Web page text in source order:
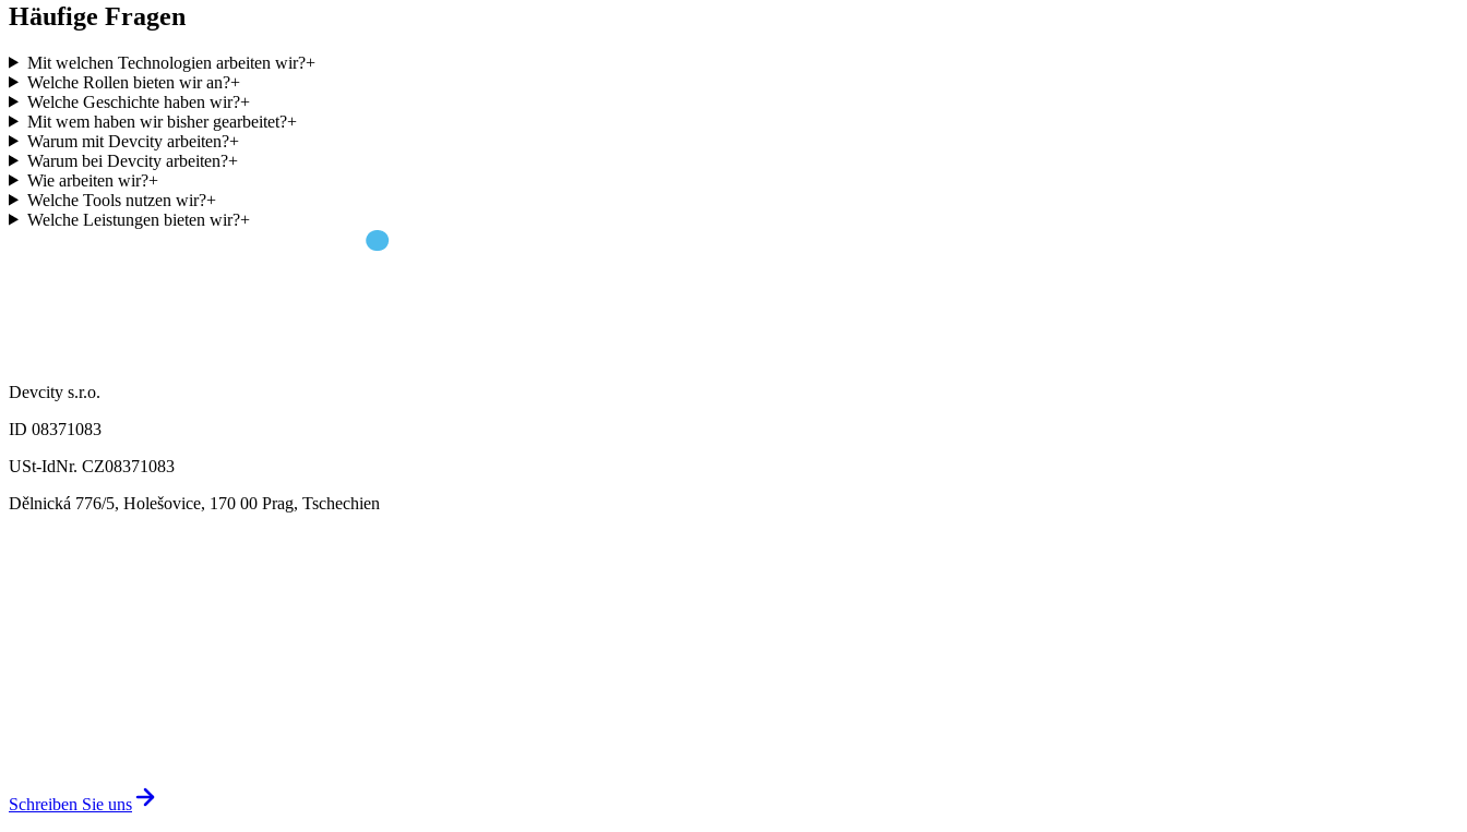
Häufige Fragen
Mit welchen Technologien arbeiten wir?+
Welche Rollen bieten wir an?+
Welche Geschichte haben wir?+
Mit wem haben wir bisher gearbeitet?+
Warum mit Devcity arbeiten?+
Warum bei Devcity arbeiten?+
Wie arbeiten wir?+
Welche Tools nutzen wir?+
Welche Leistungen bieten wir?+
Devcity s.r.o.
ID 08371083
USt-IdNr. CZ08371083
Dělnická 776/5, Holešovice, 170 00 Prag, Tschechien
Schreiben Sie uns